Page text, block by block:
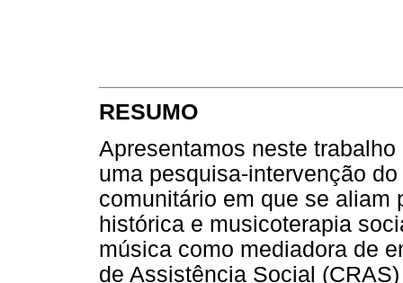
RESUMO
Apresentamos neste
uma pesquisa-intervenção
comunitário em que se
histórica e musicoterapia
música como mediadora de
de Assistência Social